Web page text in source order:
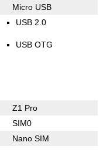
Micro USB
USB 2.0
USB OTG
Z1 Pro
SIM0
Nano SIM